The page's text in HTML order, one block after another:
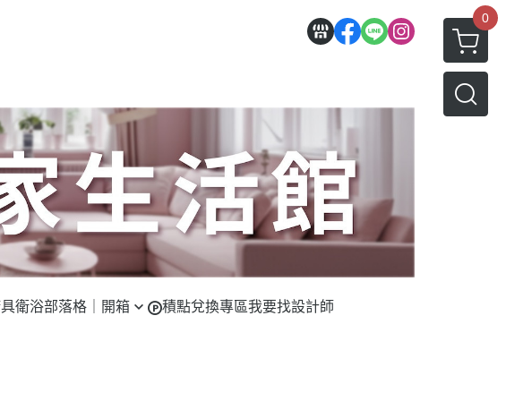
0
衛浴部落格｜開箱 積點兌換專區我要找設計師